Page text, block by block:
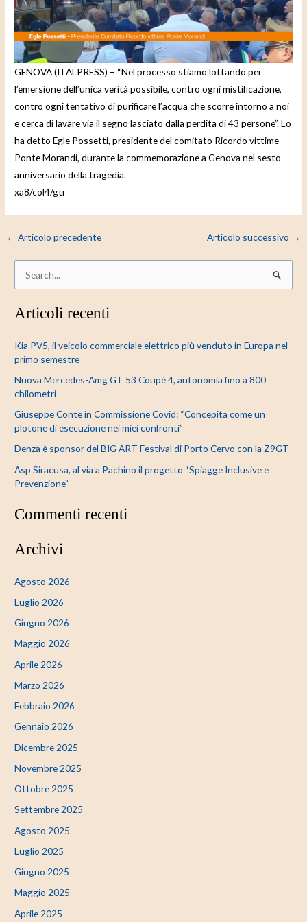
e
o
GENOVA (ITALPRESS) – “Nel processo stiamo lottando per
l’emersione dell’unica verità possibile, contro ogni mistificazione,
contro ogni tentativo di purificare l’acqua che scorre intorno a noi
e cerca di lavare via il segno lasciato dalla perdita di 43 persone”. Lo
ha detto Egle Possetti, presidente del comitato Ricordo vittime
Ponte Morandi, durante la commemorazione a Genova nel sesto
anniversario della tragedia.
xa8/col4/gtr
← Articolo precedente Articolo successivo →
r
a
Articoli recenti
Kia PV5, il veicolo commerciale elettrico più venduto in Europa nel
primo semestre
Nuova Mercedes-Amg GT 53 Coupè 4, autonomia fino a 800
chilometri
Giuseppe Conte in Commissione Covid: “Concepita come un
plotone di esecuzione nei miei confronti”
Denza è sponsor del BIG ART Festival di Porto Cervo con la Z9GT
Asp Siracusa, al via a Pachino il progetto “Spiagge Inclusive e
Prevenzione”
Commenti recenti
Archivi
Agosto 2026
Luglio 2026
Giugno 2026
Maggio 2026
Aprile 2026
Marzo 2026
Febbraio 2026
Gennaio 2026
Dicembre 2025
Novembre 2025
Ottobre 2025
Settembre 2025
Agosto 2025
Luglio 2025
Giugno 2025
Maggio 2025
Aprile 2025